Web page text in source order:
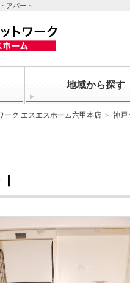
アパート
地域から探す
ーク エスエスホーム六甲本店 神戸